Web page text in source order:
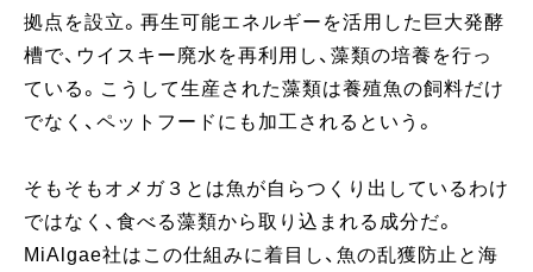
拠点を設立。再生可能エネルギーを活用した巨大発酵
槽で、ウイスキー廃水を再利用し、藻類の培養を行っ
ている。こうして生産された藻類は養殖魚の飼料だけ
でなく、ペットフードにも加工されるという。
そもそもオメガ３とは魚が自らつくり出しているわけ
ではなく、食べる藻類から取り込まれる成分だ。
MiAlgae社はこの仕組みに着目し、魚の乱獲防止と海